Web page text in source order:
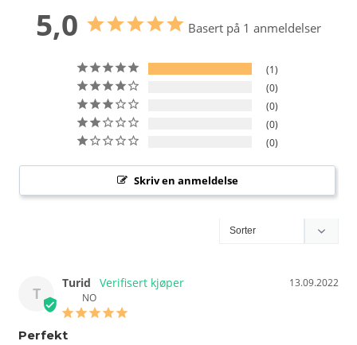
5,0 Basert på 1 anmeldelser
1
0
0
0
0
Skriv en anmeldelse
T
13.09.2022
Turid
NO
Perfekt